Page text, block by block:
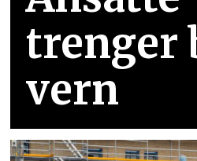
trenger
vern